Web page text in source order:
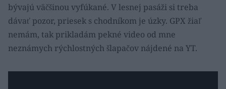
bývajú väčšinou vyfúkané. V lesnej pasáži si treba
dávať pozor, priesek s chodníkom je úzky. GPX žiaľ
nemám, tak prikladám pekné video od mne
neznámych rýchlostných šlapačov nájdené na YT.